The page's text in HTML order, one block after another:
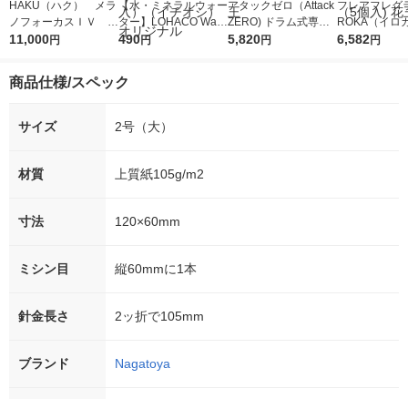
HAKU（ハク） メラ
ノフォーカスＩＶ 4
5ｇ 資生堂 おまけ
11,000円
【水・ミネラルウォー
ター】LOHACO Wate
r（ロハコウォータ
シ） オリジナル
490円
アタックゼロ（Attack
ZERO) ドラム式専用
詰め替え メガジャン
5,820円
フレアフレグ
ROKA（イロ
イキッドリリ
6,582円
商品仕様/スペック
サイズ 2号（大）
材質 上質紙105g/m2
寸法 120×60mm
ミシン目 縦60mmに1本
針金長さ 2ッ折で105mm
ブランド Nagatoya